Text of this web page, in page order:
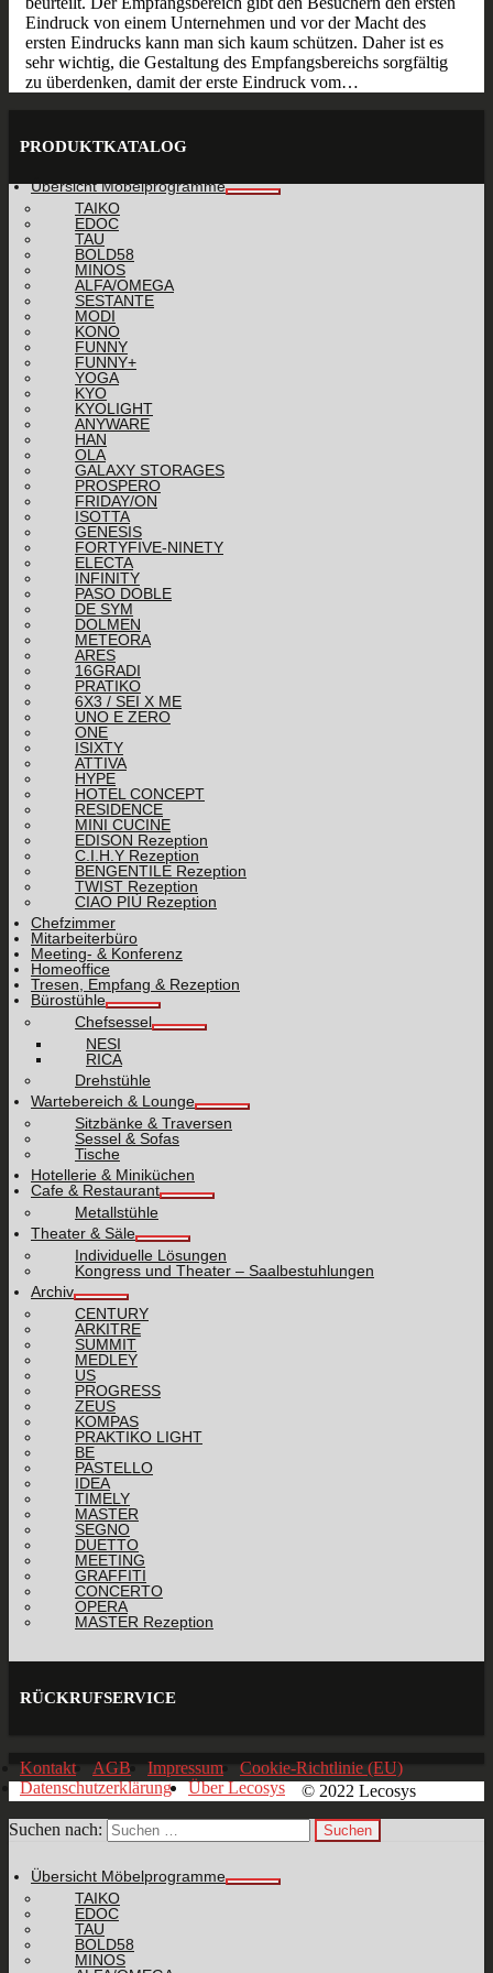
Eindruck von einem Unternehmen und vor der Macht des
ersten Eindrucks kann man sich kaum schützen. Daher ist es
sehr wichtig, die Gestaltung des Empfangsbereichs sorgfältig
zu überdenken, damit der erste Eindruck vom…
PRODUKTKATALOG
Übersicht Möbelprogramme
TAIKO
EDOC
TAU
BOLD58
MINOS
ALFA/OMEGA
SESTANTE
MODI
KONO
FUNNY
FUNNY+
YOGA
KYO
KYOLIGHT
ANYWARE
HAN
OLA
GALAXY STORAGES
PROSPERO
FRIDAY/ON
ISOTTA
GENESIS
FORTYFIVE-NINETY
ELECTA
INFINITY
PASO DOBLE
DE SYM
DOLMEN
METEORA
ARES
16GRADI
PRATIKO
6X3 / SEI X ME
UNO E ZERO
ONE
ISIXTY
ATTIVA
HYPE
HOTEL CONCEPT
RESIDENCE
MINI CUCINE
EDISON Rezeption
C.I.H.Y Rezeption
BENGENTILE Rezeption
TWIST Rezeption
CIAO PIÙ Rezeption
Chefzimmer
Mitarbeiterbüro
Meeting- & Konferenz
Homeoffice
Tresen, Empfang & Rezeption
Bürostühle
Chefsessel
NESI
RICA
Drehstühle
Wartebereich & Lounge
Sitzbänke & Traversen
Sessel & Sofas
Tische
Hotellerie & Miniküchen
Cafe & Restaurant
Metallstühle
Theater & Säle
Individuelle Lösungen
Kongress und Theater – Saalbestuhlungen
Archiv
CENTURY
ARKITRE
SUMMIT
MEDLEY
US
PROGRESS
ZEUS
KOMPAS
PRAKTIKO LIGHT
BE
PASTELLO
IDEA
TIMELY
MASTER
SEGNO
DUETTO
MEETING
GRAFFITI
CONCERTO
OPERA
MASTER Rezeption
RÜCKRUFSERVICE
Kontakt AGB Impressum
Cookie-Richtlinie (EU)
Datenschutzerklärung
Über Lecosys © 2022 Lecosys
Suchen nach:
Übersicht Möbelprogramme
TAIKO
EDOC
TAU
BOLD58
MINOS